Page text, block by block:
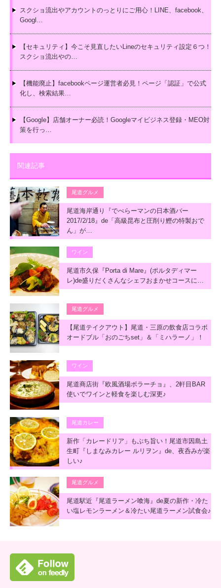
スクショ流出やアカウントのっとりにご用心！LINE、facebook、
Googl…
【セキュリティ】今こそ見直したいLineのセキュリティ設定６つ！
スクショ流出やの…
【機能廃止】facebookページ運営者必見！ページ「認証」で公式
化し、検索結果…
【Google】店舗オーナー必読！Googleマイビジネス登録・MEO対
策を行っ…
関連記事
尾道グルメ
尾道海岸通り『でべらーマンの日本酒バー
2017/2/18』de「高級昆布と圧削り鰹の特製おで
ん」が…
ワイン
尾道市久保『Porta di Mare』(ポルタディマー
レ)de盛りだくさんなシェフおまかせコースに…
尾道グルメ
【尾道テイクアウト】尾道・三原の飲食店コラボ
オードブル「おのごちset」＆「ミハラーノ」！
ワイン
尾道商店街『欧風酒場ボラーチョ』、2軒目BAR
使いでワインと軽食を楽しむ深更♪
尾道カレー
新作「カレードリア」もぶち旨い！尾道市因島土
生町『しまなみカレー ルリヲン』de、夜呑みが楽
しい♪
尾道グルメ
尾道駅近『尾道ラーメン喰海』de夏の新作・冷た
い塩レモンラーメン＆冷たい尾道ラーメン試食会♪